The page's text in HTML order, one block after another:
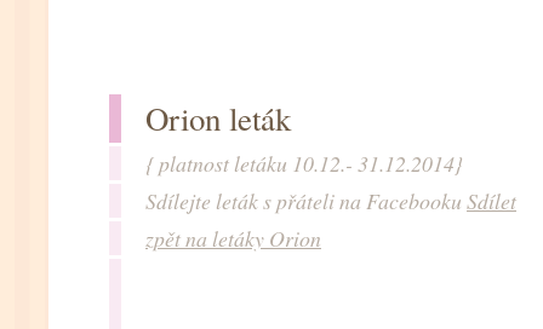
Orion leták
{ platnost letáku 10.12.- 31.12.2014}
Sdílejte leták s přáteli na Facebooku Sdílet
zpět na letáky Orion